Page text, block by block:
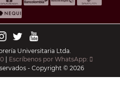
Universitaria Ltda.
| Escríbenos por WhatsApp:
- Copyright © 2026